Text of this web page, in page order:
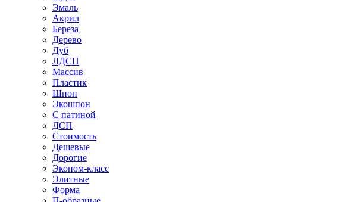
Эмаль
Акрил
Береза
Дерево
Дуб
ЛДСП
Массив
Пластик
Шпон
Экошпон
С патиной
ДСП
Стоимость
Дешевые
Дорогие
Эконом-класс
Элитные
Форма